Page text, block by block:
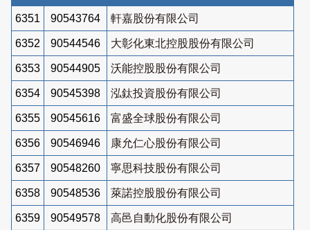
6351 90543764 軒嘉股份有限公司
6352 90544546 大彰化東北控股股份有限公司
6353 90544905 沃能控股股份有限公司
6354 90545398 泓鈦投資股份有限公司
6355 90545616 富盛全球股份有限公司
6356 90546946 康允仁心股份有限公司
6357 90548260 寧思科技股份有限公司
6358 90548536 萊諾控股股份有限公司
6359 90549578 高邑自動化股份有限公司